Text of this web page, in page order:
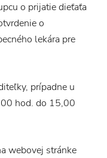
o prijatie dieťaťa
o
lekára pre
prípadne u
hod. do 15,00
webovej stránke